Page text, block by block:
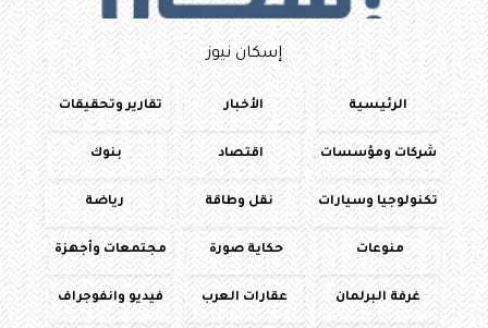
إسكان نيوز
الرئيسية الأخبار تقارير وتحقيقات
شركات ومؤسسات اقتصاد بنوك
تكنولوجيا وسيارات نقل وطاقة رياضة
منوعات حكاية صورة مجتمعات وأجهزة
غرفة البرلمان عقارات العرب فيديو وانفوجراف